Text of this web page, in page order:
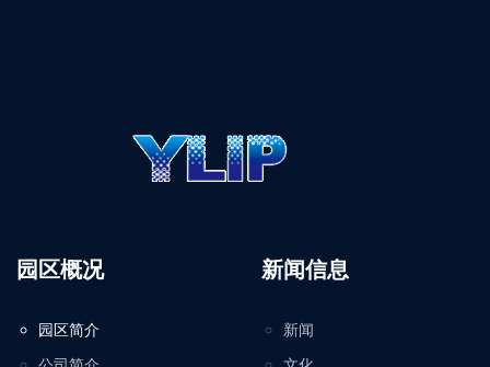
园区概况
园区简介
新闻信息
新闻